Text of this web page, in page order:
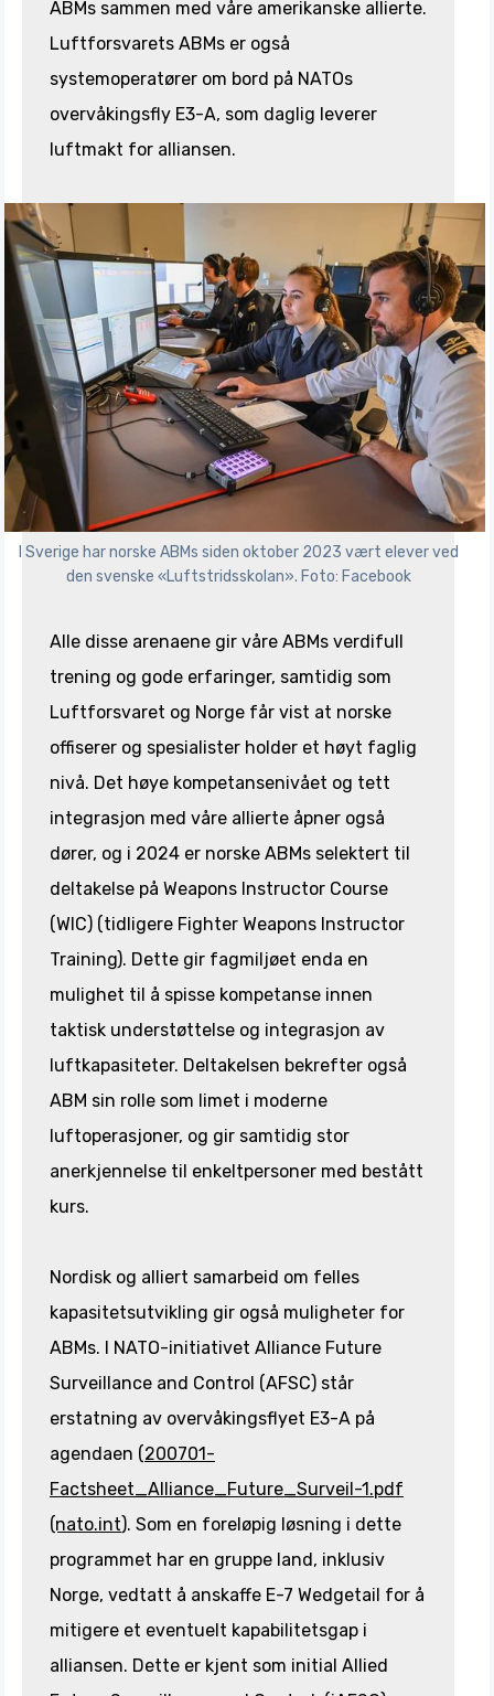
ABMs sammen med våre amerikanske allierte.
Luftforsvarets ABMs er også
systemoperatører om bord på NATOs
overvåkingsfly E3-A, som daglig leverer
luftmakt for alliansen.
I Sverige har norske ABMs siden oktober 2023 vært elever ved
den svenske «Luftstridsskolan». Foto: Facebook
Alle disse arenaene gir våre ABMs verdifull
trening og gode erfaringer, samtidig som
Luftforsvaret og Norge får vist at norske
offiserer og spesialister holder et høyt faglig
nivå. Det høye kompetansenivået og tett
integrasjon med våre allierte åpner også
dører, og i 2024 er norske ABMs selektert til
deltakelse på Weapons Instructor Course
(WIC) (tidligere Fighter Weapons Instructor
Training). Dette gir fagmiljøet enda en
mulighet til å spisse kompetanse innen
taktisk understøttelse og integrasjon av
luftkapasiteter. Deltakelsen bekrefter også
ABM sin rolle som limet i moderne
luftoperasjoner, og gir samtidig stor
anerkjennelse til enkeltpersoner med bestått
kurs.
Nordisk og alliert samarbeid om felles
kapasitetsutvikling gir også muligheter for
ABMs. I NATO-initiativet Alliance Future
Surveillance and Control (AFSC) står
erstatning av overvåkingsflyet E3-A på
agendaen (200701-
Factsheet_Alliance_Future_Surveil-1.pdf
(nato.int). Som en foreløpig løsning i dette
programmet har en gruppe land, inklusiv
Norge, vedtatt å anskaffe E-7 Wedgetail for å
mitigere et eventuelt kapabilitetsgap i
alliansen. Dette er kjent som initial Allied